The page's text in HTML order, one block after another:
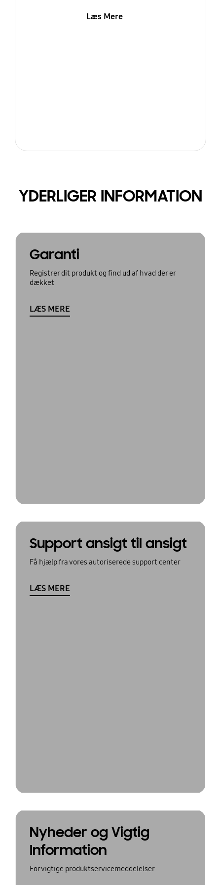
Læs Mere
YDERLIGER INFORMATION
Garanti
Registrer dit produkt og find ud af hvad der er
dækket
LÆS MERE
Support ansigt til ansigt
Få hjælp fra vores autoriserede support center
LÆS MERE
Nyheder og Vigtig
Information
For vigtige produktservicemeddelelser